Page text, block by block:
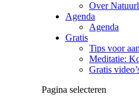
Over
Agenda
Agenda
Gratis
Tips voor
Meditatie:
Gratis
Pagina selecteren